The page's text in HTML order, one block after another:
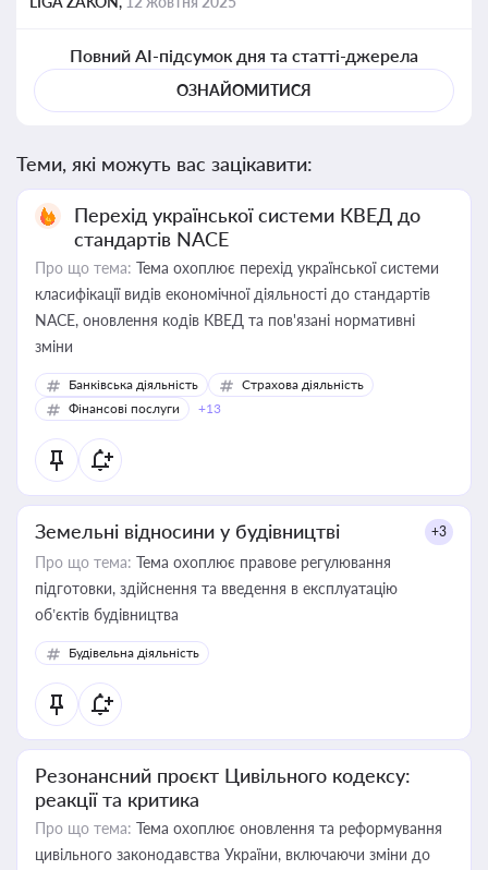
Повний AI-підсумок дня та статті-джерела
ОЗНАЙОМИТИСЯ
Теми, які можуть вас зацікавити:
Перехід української системи КВЕД до
стандартів NACE
Про що тема: Тема охоплює перехід української системи
класифікації видів економічної діяльності до стандартів
NACE, оновлення кодів КВЕД та пов'язані нормативні
зміни
Банківська діяльність
Страхова діяльність
Фінансові послуги
+13
Земельні відносини у будівництві +3
Про що тема: Тема охоплює правове регулювання
підготовки, здійснення та введення в експлуатацію
об’єктів будівництва
Будівельна діяльність
Резонансний проєкт Цивільного кодексу:
реакції та критика
Про що тема: Тема охоплює оновлення та реформування
цивільного законодавства України, включаючи зміни до